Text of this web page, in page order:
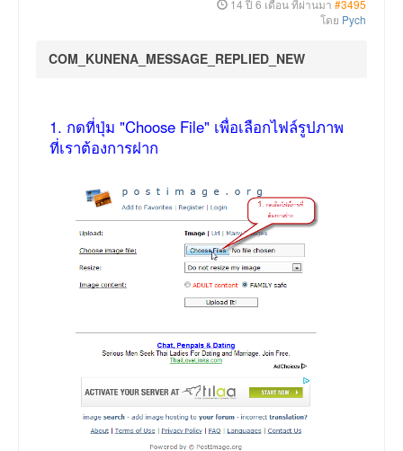
14 ปี 6 เดือน ที่ผ่านมา #3495
โดย Pych
COM_KUNENA_MESSAGE_REPLIED_NEW
1. กดที่ปุ่ม "Choose File" เพื่อเลือกไฟล์รูปภาพ
ที่เราต้องการฝาก